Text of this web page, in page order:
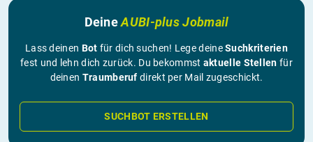
DeineAUBI-plus Jobmail
Lass deinen Bot für dich suchen! Lege deineSuchkriterien
fest und lehn dich zurück. Du bekommst aktuelle Stellen für
deinen Traumberuf direkt per Mail zugeschickt.
SUCHBOT ERSTELLEN